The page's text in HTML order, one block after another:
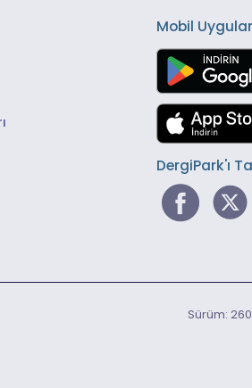
Mobil
DergiPark'ı
Sürüm: